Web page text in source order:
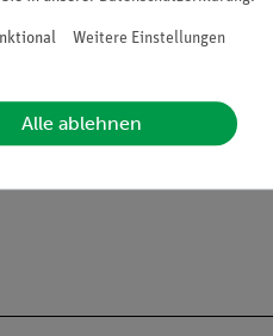
Weitere Einstellungen
Alle ablehnen